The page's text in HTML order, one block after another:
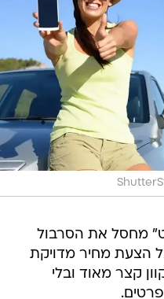
מחסל את הסרבול
הצעת מחיר מדויקת
קצר מאוד ובלי